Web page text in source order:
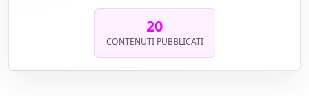
20
CONTENUTI PUBBLICATI